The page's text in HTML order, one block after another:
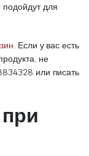
для
. Если у вас есть
не
или писать